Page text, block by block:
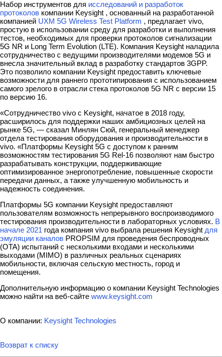
Набор инструментов для исследований и разработок
протоколов компании Keysight , основанный на разработанной
компанией UXM 5G Wireless Test Platform , предлагает vivo,
простую в использовании среду для разработки и выполнения
тестов, необходимых для проверки протоколов сигнализации
5G NR и Long Term Evolution (LTE). Компания Keysight наладила
сотрудничество с ведущими производителями модемов 5G и
внесла значительный вклад в разработку стандартов 3GPP.
Это позволило компании Keysight предоставить ключевые
возможности для раннего прототипирования с использованием
самого зрелого в отрасли стека протоколов 5G NR с версии 15
по версию 16.
«Сотрудничество vivo с Keysight, начатое в 2018 году,
расширилось для поддержки наших амбициозных целей на
рынке 5G, — сказал Минлян Сюй, генеральный менеджер
отдела тестирования оборудования и производительности в
vivo. «Платформы Keysight 5G с доступом к ранним
возможностям тестирования 5G Rel-16 позволяют нам быстро
разрабатывать конструкции, поддерживающие
оптимизированное энергопотребление, повышенные скорости
передачи данных, а также улучшенную мобильность и
надежность соединения.
Платформы 5G компании Keysight предоставляют
пользователям возможность непрерывного воспроизводимого
тестирования производительности в лабораторных условиях. В
начале 2021 года компания vivo выбрала решения Keysight для
эмуляции каналов PROPSIM для проведения беспроводных
(OTA) испытаний с несколькими входами и несколькими
выходами (MIMO) в различных реальных сценариях
мобильности, включая сельскую местность, город и
помещения.
Дополнительную информацию о компании Keysight Technologies
можно найти на веб-сайте www.keysight.com
О компании: Keysight Technologies
Возврат к списку